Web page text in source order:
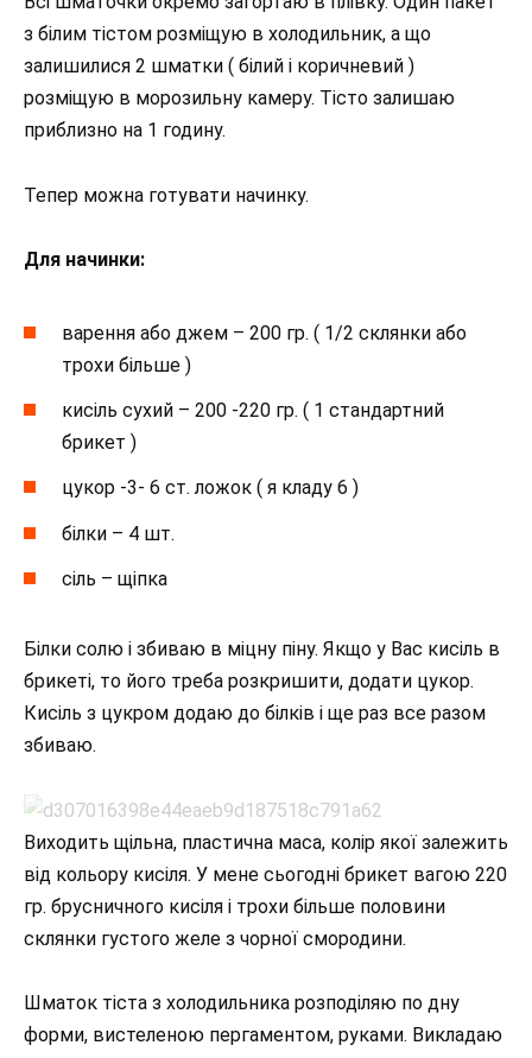
з білим тістом розміщую в холодильник, а що
залишилися 2 шматки ( білий і коричневий )
розміщую в морозильну камеру. Тісто залишаю
приблизно на 1 годину.
Тепер можна готувати начинку.
Для начинки:
варення або джем – 200 гр. ( 1/2 склянки або
трохи більше )
кисіль сухий – 200 -220 гр. ( 1 стандартний
брикет )
цукор -3- 6 ст. ложок ( я кладу 6 )
білки – 4 шт.
сіль – щіпка
Білки солю і збиваю в міцну піну. Якщо у Вас кисіль в
брикеті, то його треба розкришити, додати цукор.
Кисіль з цукром додаю до білків і ще раз все разом
збиваю.
Виходить щільна, пластична маса, колір якої залежить
від кольору кисіля. У мене сьогодні брикет вагою 220
гр. брусничного кисіля і трохи більше половини
склянки густого желе з чорної смородини.
Шматок тіста з холодильника розподіляю по дну
форми, вистеленою пергаментом, руками. Викладаю